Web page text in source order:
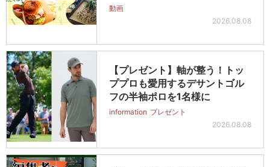
動画
2026.08.08
【プレゼント】軸が整う！トッ
ププロも愛用するデサントゴル
フの半袖ポロを1名様に
information プレゼント
2026.08.08